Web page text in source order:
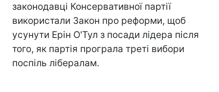
законодавці Консервативної партії
використали Закон про реформи, щоб
усунути Ерін О'Тул з посади лідера після
того, як партія програла треті вибори
поспіль лібералам.